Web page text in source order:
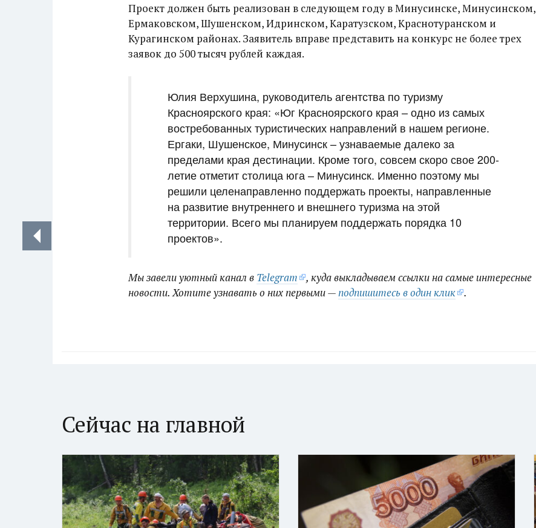
Проект должен быть реализован в следующем году в Минусинске, Минусинском,
Ермаковском, Шушенском, Идринском, Каратузском, Краснотуранском и
Курагинском районах. Заявитель вправе представить на конкурс не более трех
заявок до 500 тысяч рублей каждая.
Юлия Верхушина, руководитель агентства по туризму
Красноярского края: «Юг Красноярского края – одно из самых
востребованных туристических направлений в нашем регионе.
Ергаки, Шушенское, Минусинск – узнаваемые далеко за
пределами края дестинации. Кроме того, совсем скоро свое 200-
летие отметит столица юга – Минусинск. Именно поэтому мы
решили целенаправленно поддержать проекты, направленные
на развитие внутреннего и внешнего туризма на этой
территории. Всего мы планируем поддержать порядка 10
проектов».
Мы завели уютный канал в Telegram
, куда выкладываем ссылки на самые интересные
новости. Хотите узнавать о них первыми — подпишитесь в один клик .
Сейчас на главной